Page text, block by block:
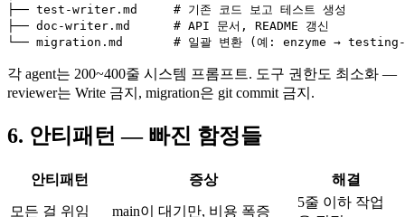
├── test-writer.md     # 기존 코드 보고 테스트 생성
├── doc-writer.md      # API 문서, README 갱신
└── migration.md       # 일괄 변환 (예: enzyme →
각 agent는 200~400줄 시스템 프롬프트. 도구 권한도 최소화 —
reviewer는 Write 금지, migration은 git commit 금지.
6. 안티패턴 — 빠진 함정들
안티패턴 증상 해결
모든 걸 위임 main이 대기만, 비용 폭증
5줄 이하 작업